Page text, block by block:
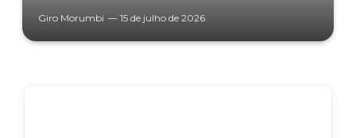
Giro Morumbi 15 de julho de 2026